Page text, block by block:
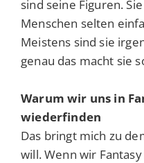
sind seine Figuren.
Menschen selten
Meistens sind sie
genau das macht sie
Warum wir uns in
wiederfinden
Das bringt mich zu
will. Wenn wir